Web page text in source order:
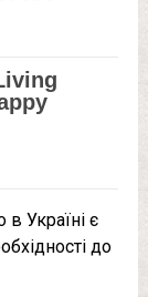
Україні є
до